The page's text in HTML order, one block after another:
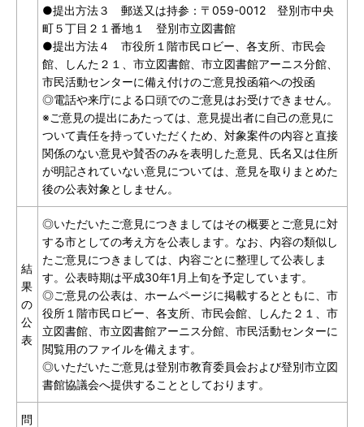
●提出方法３ 郵送又は持参：〒059-0012 登別市中央
町５丁目２１番地１ 登別市立図書館
●提出方法４ 市役所１階市民ロビー、各支所、市民会
館、しんた２１、市立図書館、市立図書館アーニス分館、
市民活動センターに備え付けのご意見投函箱への投函
◎電話や来庁による口頭でのご意見はお受けできません。
※ご意見の提出にあたっては、意見提出者に自己の意見に
ついて責任を持っていただくため、対象案件の内容と直接
関係のない意見や賛否のみを表明した意見、氏名又は住所
が明記されていない意見については、意見を取りまとめた
後の公表対象としません。
結
果
の
公
表
◎いただいたご意見につきましてはその概要とご意見に対
する市としての考え方を公表します。なお、内容の類似し
たご意見につきましては、内容ごとに整理して公表しま
す。公表時期は平成30年1月上旬を予定しています。
◎ご意見の公表は、ホームページに掲載するとともに、市
役所１階市民ロビー、各支所、市民会館、しんた２１、市
立図書館、市立図書館アーニス分館、市民活動センターに
閲覧用のファイルを備えます。
◎いただいたご意見は登別市教育委員会および登別市立図
書館協議会へ提供することとしております。
問